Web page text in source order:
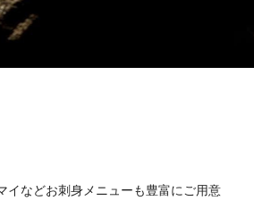
イなどお刺身メニューも豊富にご用意